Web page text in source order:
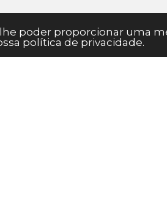
lhe poder proporcionar uma
política de privacidade.